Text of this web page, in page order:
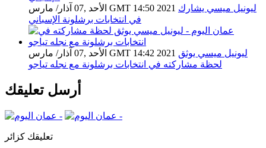
الأحد ,07 آذار/ مارس GMT 14:50 2021 ليونيل ميسي يشارك
في انتخابات برشلونة الإسباني
الأحد ,07 آذار/ مارس GMT 14:42 2021 ليونيل ميسي يوثق
لحظة مشاركته في انتخابات برشلونة مع نجله تياجو
أرسل تعليقك
تعليقك كزائر